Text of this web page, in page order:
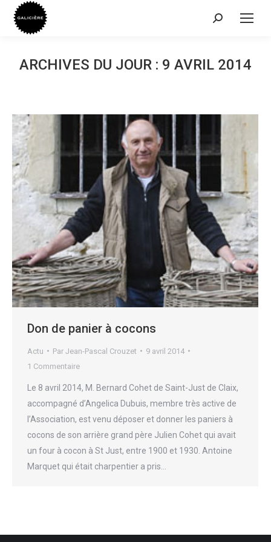
Recherche
ARCHIVES DU JOUR : 9 AVRIL 2014
Don de panier à cocons
Actu Par Jean-Pascal Crouzet
9 avril 2014
1 Commentaire
Le 8 avril 2014, M. Bernard Cohet de Saint-Just de Claix,
accompagné d’Angelica Dubuis, membre très active de
l’Association, est venu déposer et donner les paniers à
cocons de son arrière grand père Julien Cohet qui avait
un four à cocon à St Just, entre 1900 et 1930. Antoine
Marquet qui était charpentier a pris…